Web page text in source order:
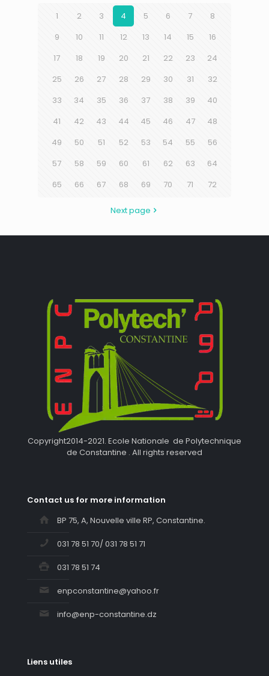
1 2 3 4 5 6 7
8
9
10 11 12 13 14 15
16
17
18 19 20 21 22 23
24
25
26 27 28 29 30 31
32
33
34 35 36 37 38 39
40
41
42 43 44 45 46 47
48
49
50 51 52 53 54 55
56
57
58 59 60 61 62 63
64
65
66 67 68 69 70 71 72
Next page
Copyright2014-2021. Ecole Nationale de Polytechnique
de Constantine . All rights reserved
Contact us for more information
BP 75, A, Nouvelle ville RP, Constantine.
031 78 51 70/ 031 78 51 71
031 78 51 74
enpconstantine@yahoo.fr
info@enp-constantine.dz
Liens utiles